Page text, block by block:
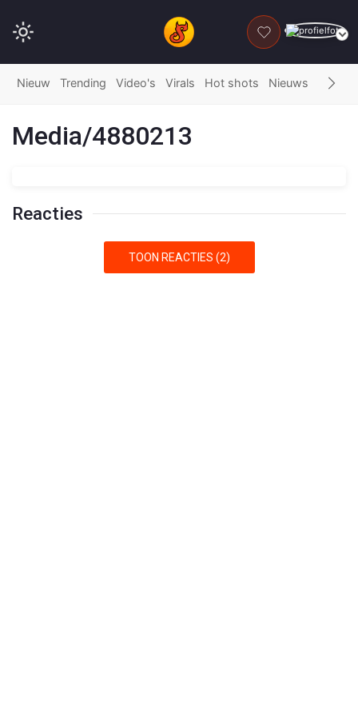
DONEER
Nieuw Trending Video's Virals Hot shots Nieuws Fails
Media/4880213
Reacties
TOON REACTIES (2)